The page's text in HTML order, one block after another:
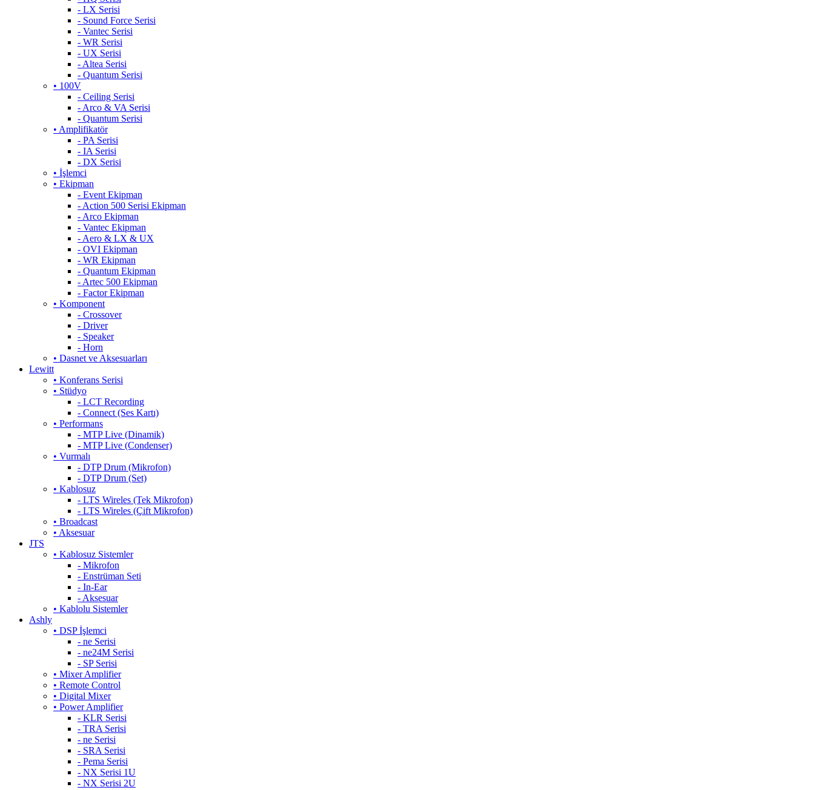
- LX Serisi
- Sound Force Serisi
- Vantec Serisi
- WR Serisi
- UX Serisi
- Altea Serisi
- Quantum Serisi
• 100V
- Ceiling Serisi
- Arco & VA Serisi
- Quantum Serisi
• Amplifikatör
- PA Serisi
- IA Serisi
- DX Serisi
• İşlemci
• Ekipman
- Event Ekipman
- Action 500 Serisi Ekipman
- Arco Ekipman
- Vantec Ekipman
- Aero & LX & UX
- OVI Ekipman
- WR Ekipman
- Quantum Ekipman
- Artec 500 Ekipman
- Factor Ekipman
• Komponent
- Crossover
- Driver
- Speaker
- Horn
• Dasnet ve Aksesuarları
Lewitt
• Konferans Serisi
• Stüdyo
- LCT Recording
- Connect (Ses Kartı)
• Performans
- MTP Live (Dinamik)
- MTP Live (Condenser)
• Vurmalı
- DTP Drum (Mikrofon)
- DTP Drum (Set)
• Kablosuz
- LTS Wireles (Tek Mikrofon)
- LTS Wireles (Çift Mikrofon)
• Broadcast
• Aksesuar
JTS
• Kablosuz Sistemler
- Mikrofon
- Enstrüman Seti
- In-Ear
- Aksesuar
• Kablolu Sistemler
Ashly
• DSP İşlemci
- ne Serisi
- ne24M Serisi
- SP Serisi
• Mixer Amplifier
• Remote Control
• Digital Mixer
• Power Amplifier
- KLR Serisi
- TRA Serisi
- ne Serisi
- SRA Serisi
- Pema Serisi
- NX Serisi 1U
- NX Serisi 2U